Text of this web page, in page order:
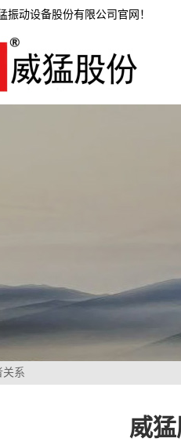
振动设备股份有限公司官网！
关系
威